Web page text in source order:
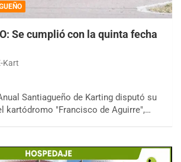
Se cumplió con la quinta fecha
Kart
Santiagueño de Karting disputó su
kartódromo "Francisco de Aguirre",…